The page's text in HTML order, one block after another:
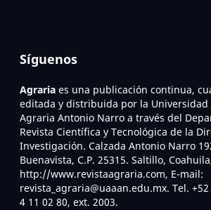
Síguenos
Agraria es una publicación continua,
editada y distribuida por la Universidad
Agraria Antonio Narro a través del
Revista Científica y Tecnológica de la
Investigación. Calzada Antonio Narro
Buenavista, C.P. 25315. Saltillo,
http://www.revistaagraria.com, E-mail:
revista_agraria@uaaan.edu.mx. Tel.
4 11 02 80, ext. 2003.